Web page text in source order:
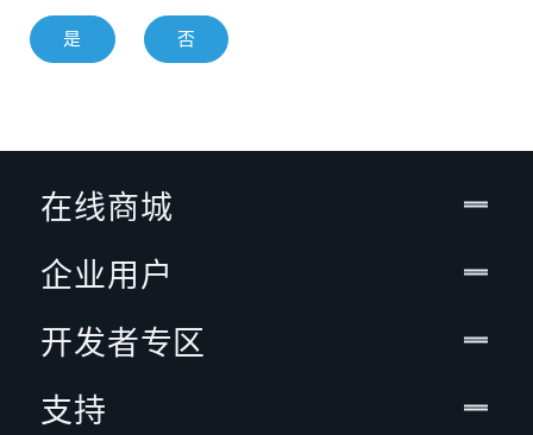
是 否
在线商城
企业用户
开发者专区
支持